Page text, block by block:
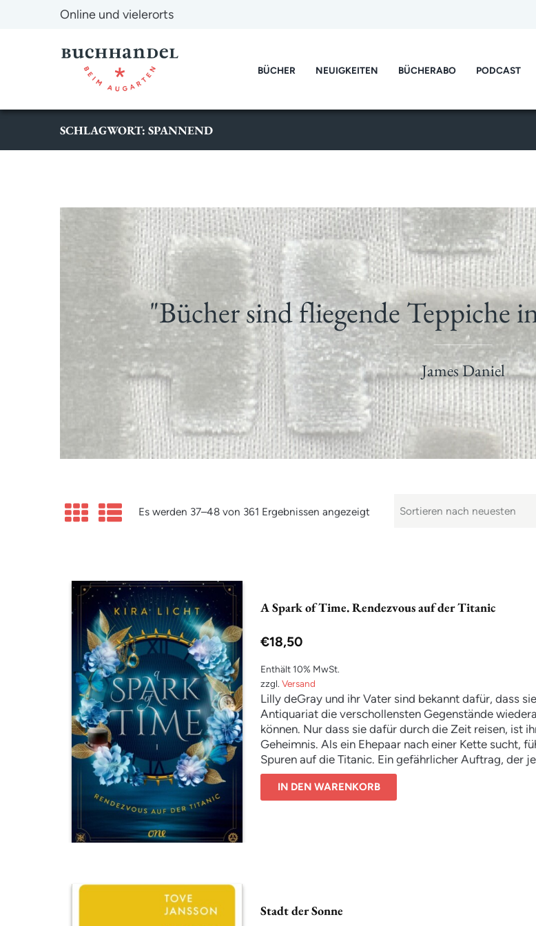
Online und vielerorts
BÜCHER NEUIGKEITEN BÜCHERABO PODCAST
SCHLAGWORT: SPANNEND
"Bücher sind fliegende Teppiche
James Daniel
Es werden 37–48 von 361 Ergebnissen angezeigt
A Spark of Time. Rendezvous auf der Titanic
€18,50
Enthält 10% MwSt.
zzgl. Versand
Lilly deGray und ihr Vater sind bekannt dafür, dass
Antiquariat die verschollensten Gegenstände
können. Nur dass sie dafür durch die Zeit reisen, ist
Geheimnis. Als ein Ehepaar nach einer Kette sucht,
Spuren auf die Titanic. Ein gefährlicher Auftrag, der
Geldsorgen der Familie lösen könnte. Also reist Lilly
1912 zurück und gibt sich als Dienstmädchen einer
Dort trifft sie auf Ray, einen Passagier der ersten
IN DEN WARENKORB
Stadt der Sonne